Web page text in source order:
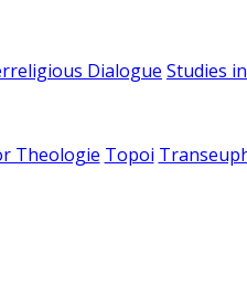
Dialogue Studies
Theologie Topoi